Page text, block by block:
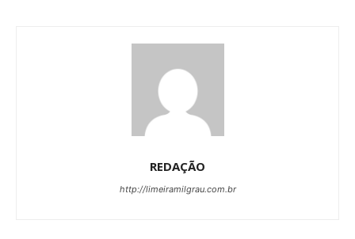
REDAÇÃO
http://limeiramilgrau.com.br